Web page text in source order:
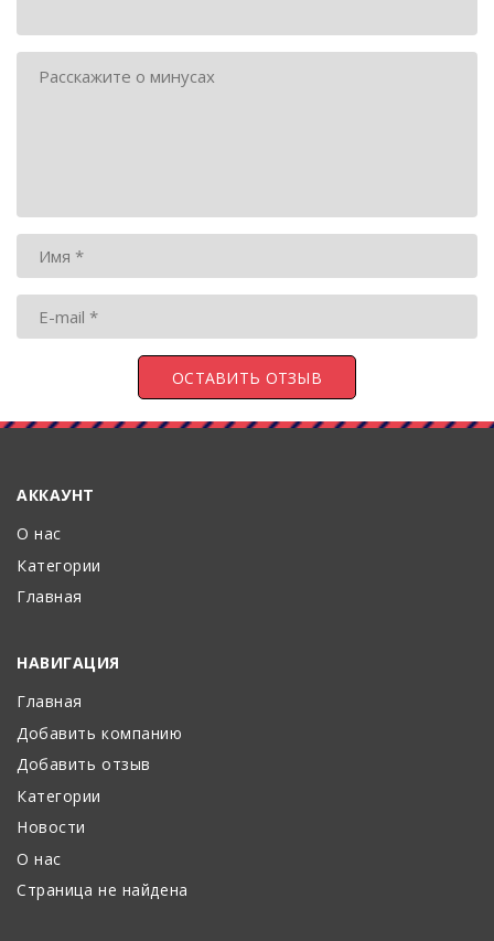
АККАУНТ
О нас
Категории
Главная
НАВИГАЦИЯ
Главная
Добавить компанию
Добавить отзыв
Категории
Новости
О нас
Страница не найдена